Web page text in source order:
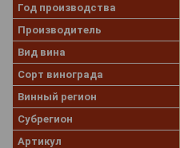
Год производства
Производитель
Вид вина
Сорт винограда
Винный регион
Субрегион
Артикул